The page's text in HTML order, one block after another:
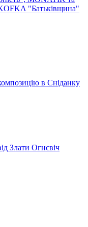
"Батьківщина"
в Сніданку
Злати Огнєвіч